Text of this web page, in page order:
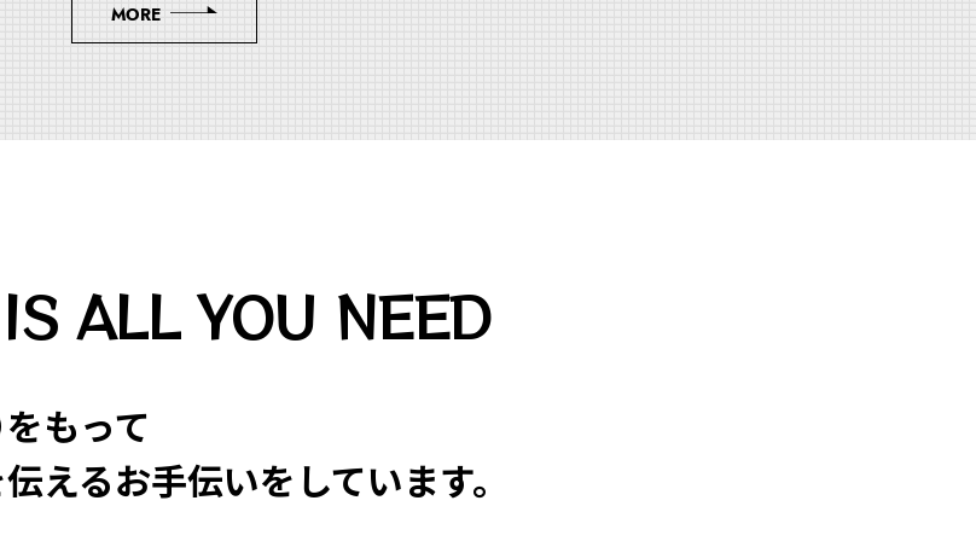
MORE
ALL YOU NEED
もって
えるお⼿伝いをしています。